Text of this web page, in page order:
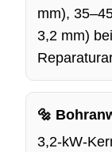
mm),
3,2 mm)
🔩
3,2-kW-